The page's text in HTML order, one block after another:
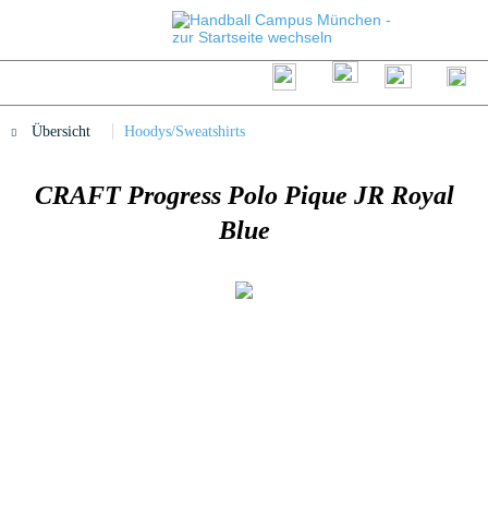
Übersicht Hoodys/Sweatshirts
CRAFT Progress Polo Pique JR Royal
Blue